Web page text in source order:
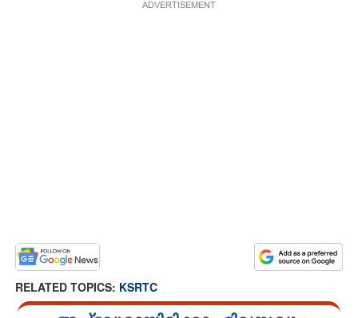
ADVERTISEMENT
RELATED TOPICS: KSRTC